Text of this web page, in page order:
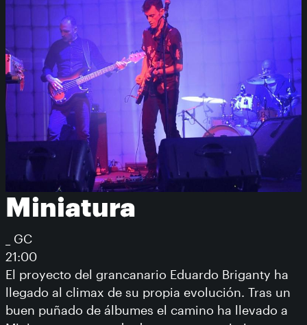
Miniatura
_ GC
21:00
El proyecto del grancanario Eduardo Briganty ha
llegado al climax de su propia evolución. Tras un
buen puñado de álbumes el camino ha llevado a